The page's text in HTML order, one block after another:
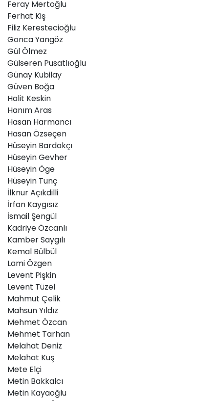
Feray Mertoğlu
Ferhat Kiş
Filiz Kerestecioğlu
Gonca Yangöz
Gül Ölmez
Gülseren Pusatlıoğlu
Günay Kubilay
Güven Boğa
Halit Keskin
Hanım Aras
Hasan Harmancı
Hasan Özseçen
Hüseyin Bardakçı
Hüseyin Gevher
Hüseyin Öge
Hüseyin Tunç
İlknur Açıkdilli
İrfan Kaygısız
İsmail Şengül
Kadriye Özcanlı
Kamber Saygılı
Kemal Bülbül
Lami Özgen
Levent Pişkin
Levent Tüzel
Mahmut Çelik
Mahsun Yıldız
Mehmet Özcan
Mehmet Tarhan
Melahat Deniz
Melahat Kuş
Mete Elçi
Metin Bakkalcı
Metin Kayaoğlu